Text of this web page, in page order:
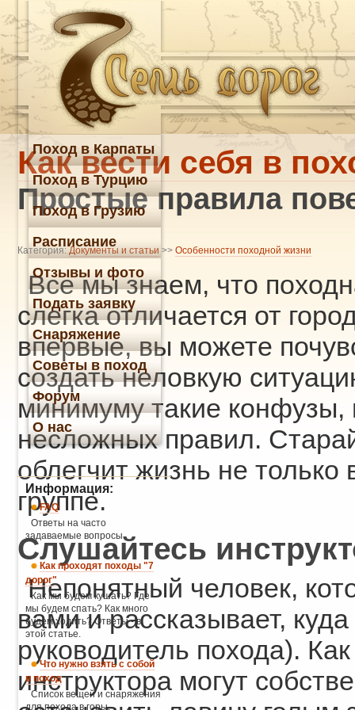
Как вести себя в
Простые правила
Категория: Документы и статьи >> Особенности походной жизни
Все мы знаем, что
слегка отличается от
впервые, вы можете
создать неловкую
минимуму такие конфузы,
несложных правил.
облегчит жизнь не
группе.
Слушайтесь
Непонятный человек,
вами и рассказывает,
руководитель похода).
инструктора могут
Поход в Карпаты
Поход в Турцию
Поход в Грузию
Расписание
Отзывы и фото
Подать заявку
Снаряжение
Советы в поход
Форум
О нас
Информация:
FAQ
Ответы на часто
задаваемые вопросы
Как проходят походы "7
дорог"
Как мы будем кушать? Где
мы будем спать? Как много
будем ходить? Ответы - в
этой статье.
Что нужно взять с собой
в поход
Список вещей и снаряжения
для похода в горы.